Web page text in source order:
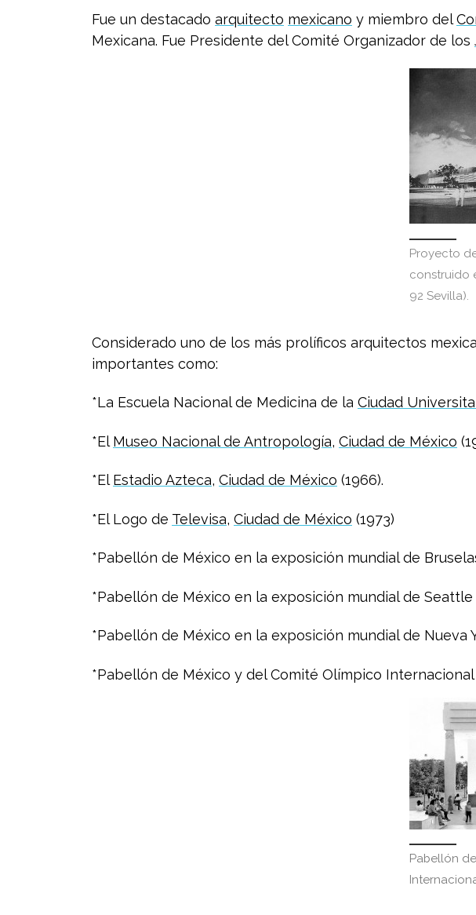
Fue un destacado arquitecto mexicano y miembro del
Mexicana. Fue Presidente del Comité Organizador de los
Proyecto
construido
92 Sevilla).
Considerado uno de los más prolíficos arquitectos
importantes como:
*La Escuela Nacional de Medicina de la Ciudad
*El Museo Nacional de Antropología, Ciudad de México
*El Estadio Azteca, Ciudad de México (1966).
*El Logo de Televisa, Ciudad de México (1973)
*Pabellón de México en la exposición mundial de
*Pabellón de México en la exposición mundial de Seattle
*Pabellón de México en la exposición mundial de Nueva
*Pabellón de México y del Comité Olímpico
Pabellón